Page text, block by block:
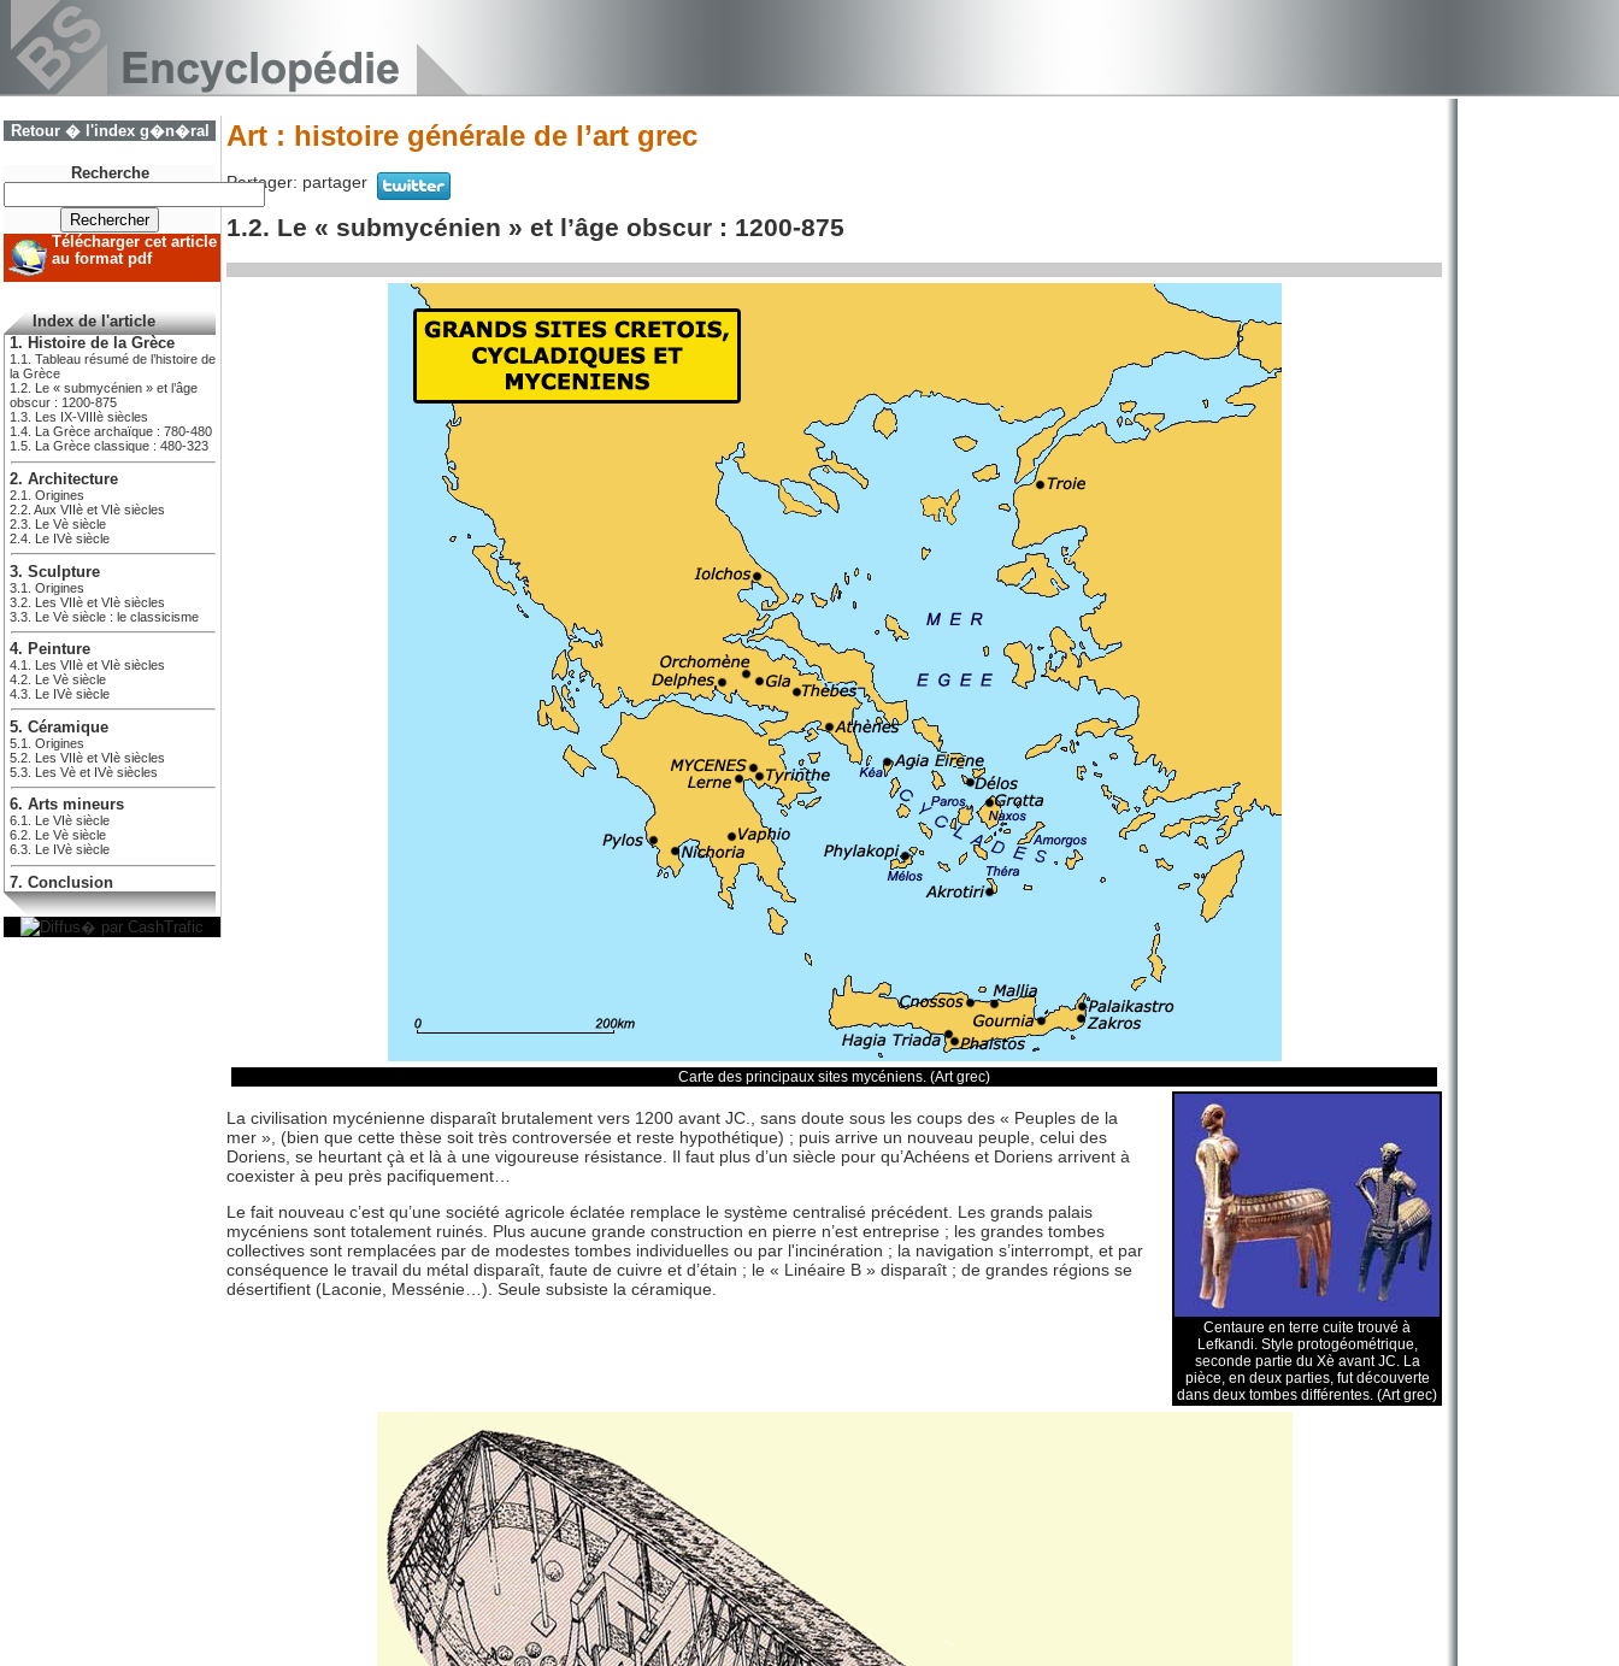
Retour � l'index g�n�ral
Recherche
Télécharger cet article
au format pdf
Index de l'article
1. Histoire de la Grèce
1.1. Tableau résumé de l’histoire de
la Grèce
1.2. Le « submycénien » et l’âge
obscur : 1200-875
1.3. Les IX-VIIIè siècles
1.4. La Grèce archaïque : 780-480
1.5. La Grèce classique : 480-323
2. Architecture
2.1. Origines
2.2. Aux VIIè et VIè siècles
2.3. Le Vè siècle
2.4. Le IVè siècle
3. Sculpture
3.1. Origines
3.2. Les VIIè et VIè siècles
3.3. Le Vè siècle : le classicisme
4. Peinture
4.1. Les VIIè et VIè siècles
4.2. Le Vè siècle
4.3. Le IVè siècle
5. Céramique
5.1. Origines
5.2. Les VIIè et VIè siècles
5.3. Les Vè et IVè siècles
6. Arts mineurs
6.1. Le VIè siècle
6.2. Le Vè siècle
6.3. Le IVè siècle
7. Conclusion
Art : histoire générale de l’art grec
Partager: partager
1.2. Le « submycénien » et l’âge obscur : 1200-875
Carte des principaux sites mycéniens. (Art grec)
Centaure en terre cuite trouvé à
Lefkandi. Style protogéométrique,
seconde partie du Xè avant JC. La
pièce, en deux parties, fut découverte
dans deux tombes différentes. (Art grec)
La civilisation mycénienne disparaît brutalement vers 1200 avant JC., sans doute sous les coups des « Peuples de la
mer », (bien que cette thèse soit très controversée et reste hypothétique) ; puis arrive un nouveau peuple, celui des
Doriens, se heurtant çà et là à une vigoureuse résistance. Il faut plus d’un siècle pour qu’Achéens et Doriens arrivent à
coexister à peu près pacifiquement…
Le fait nouveau c’est qu’une société agricole éclatée remplace le système centralisé précédent. Les grands palais
mycéniens sont totalement ruinés. Plus aucune grande construction en pierre n’est entreprise ; les grandes tombes
collectives sont remplacées par de modestes tombes individuelles ou par l'incinération ; la navigation s’interrompt, et par
conséquence le travail du métal disparaît, faute de cuivre et d’étain ; le « Linéaire B » disparaît ; de grandes régions se
désertifient (Laconie, Messénie…). Seule subsiste la céramique.